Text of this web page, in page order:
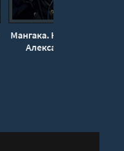
Мангака. Книга 3 -
Александр